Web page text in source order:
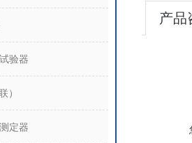
验器
）
定器
产品